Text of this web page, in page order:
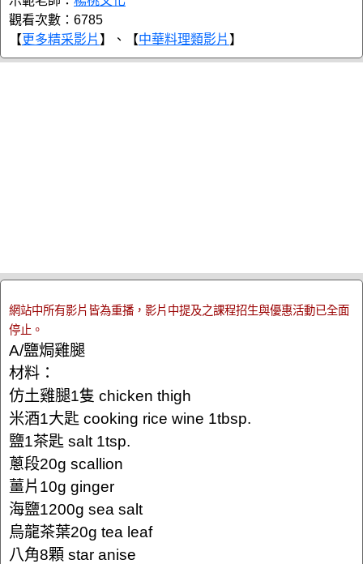
觀看次數：6785
【更多精采影片 】、【中華料理類影片 】
網站中所有影片皆為重播，影片中提及之課程招生與優惠活動已全面
停止。
A/鹽焗雞腿
材料：
仿土雞腿1隻 chicken thigh
米酒1大匙 cooking rice wine 1tbsp.
鹽1茶匙 salt 1tsp.
蔥段20g scallion
薑片10g ginger
海鹽1200g sea ​​salt
烏龍茶葉20g tea leaf
八角8顆 star anise